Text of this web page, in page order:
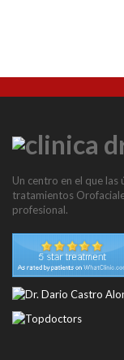
Un centro en el que las
tratamientos
profesional.